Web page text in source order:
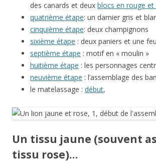
des canards et deux blocs en rouge
quatrième étape: un damier gris et
cinquième étape: deux champignons
sixième étape : deux paniers et une
septième étape : motif en « moulin »
huitième étape : les personnages
neuvième étape : l’assemblage des
le matelassage : début,
Un tissu jaune (souvent
tissu rose)…